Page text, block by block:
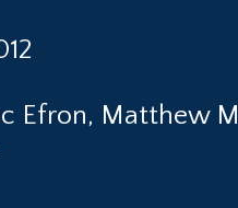
Efron, Matthew